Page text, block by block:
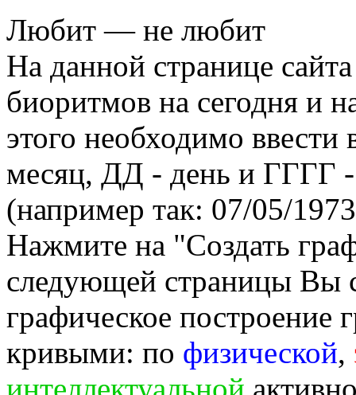
Любит — не любит
На данной странице
биоритмов на сегодня и
этого необходимо
месяц, ДД - день и ГГГГ -
(например так: 07/05/
Нажмите на "Создать
следующей страницы Вы
графическое построение
кривыми: по физической,